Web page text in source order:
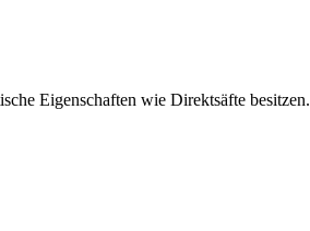
Eigenschaften wie Direktsäfte besitzen.